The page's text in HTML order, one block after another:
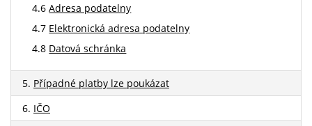
4.6Adresa podatelny
4.7 Elektronická adresa podatelny
4.8 Datová schránka
5. Případné platby lze poukázat
6. IČO